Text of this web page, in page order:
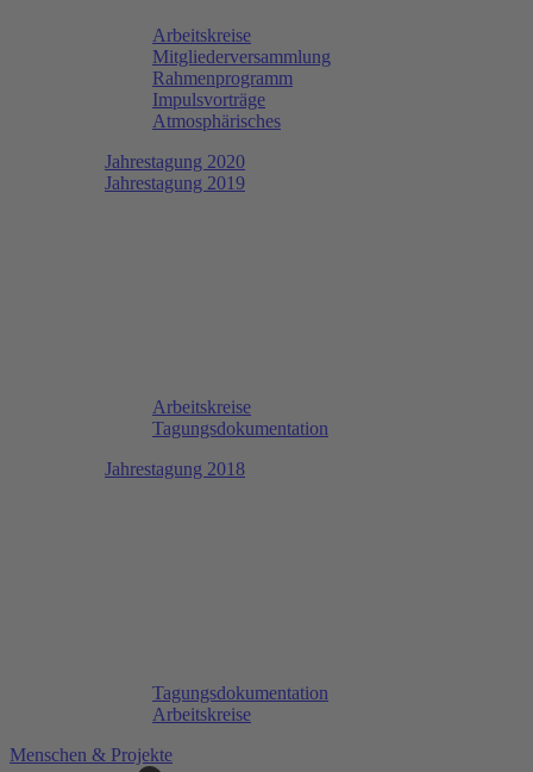
Arbeitskreise
Mitgliederversammlung
Rahmenprogramm
Impulsvorträge
Atmosphärisches
Jahrestagung 2020
Jahrestagung 2019
Arbeitskreise
Tagungsdokumentation
Jahrestagung 2018
Tagungsdokumentation
Arbeitskreise
Menschen & Projekte